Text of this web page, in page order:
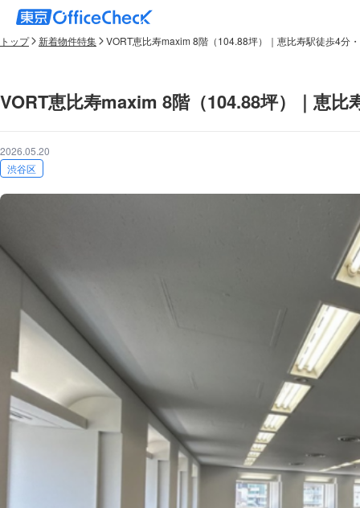
トップ 新着物件特集 VORT恵比寿maxim 8階（104.88坪）｜恵比寿駅徒歩4分
VORT恵比寿maxim 8階（104.88坪）｜恵
2026.05.20
渋谷区